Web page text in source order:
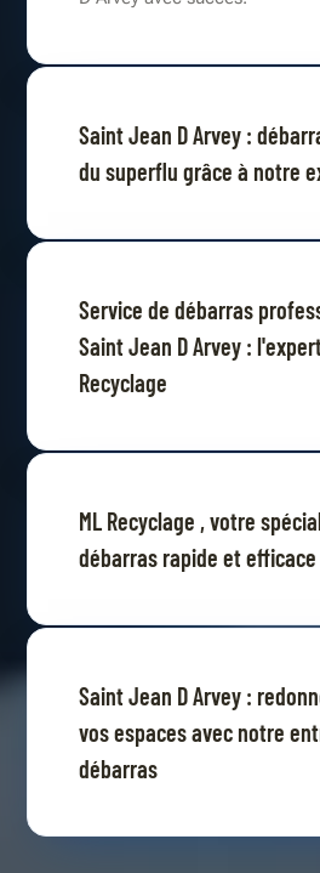
Saint Jean D Arvey :
du superflu grâce à notre
Service de débarras
Saint Jean D Arvey :
Recyclage
ML Recyclage , votre
débarras rapide et efficace
Saint Jean D Arvey :
vos espaces avec notre
débarras